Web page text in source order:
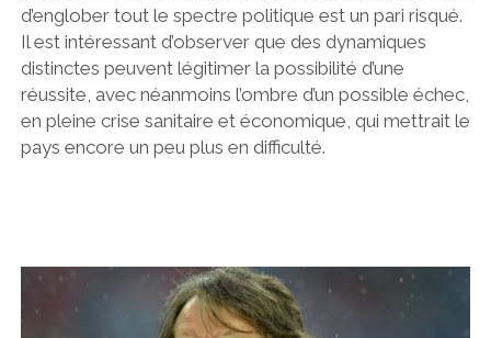
d’englober tout le spectre politique est un pari risqué.
Il est intéressant d’observer que des dynamiques
distinctes peuvent légitimer la possibilité d’une
réussite, avec néanmoins l’ombre d’un possible échec,
en pleine crise sanitaire et économique, qui mettrait le
pays encore un peu plus en difficulté.